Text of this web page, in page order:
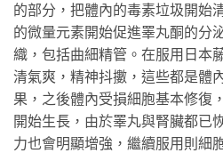
的部分，把體內的毒素垃圾開始
的微量元素開始促進睪丸酮的分
織，包括曲細精管。在服用日本
清氣爽，精神抖擻，這些都是體
果，之後體內受損細胞基本修復
開始生長，由於睪丸與腎臟都已
力也會明顯增強，繼續服用則細